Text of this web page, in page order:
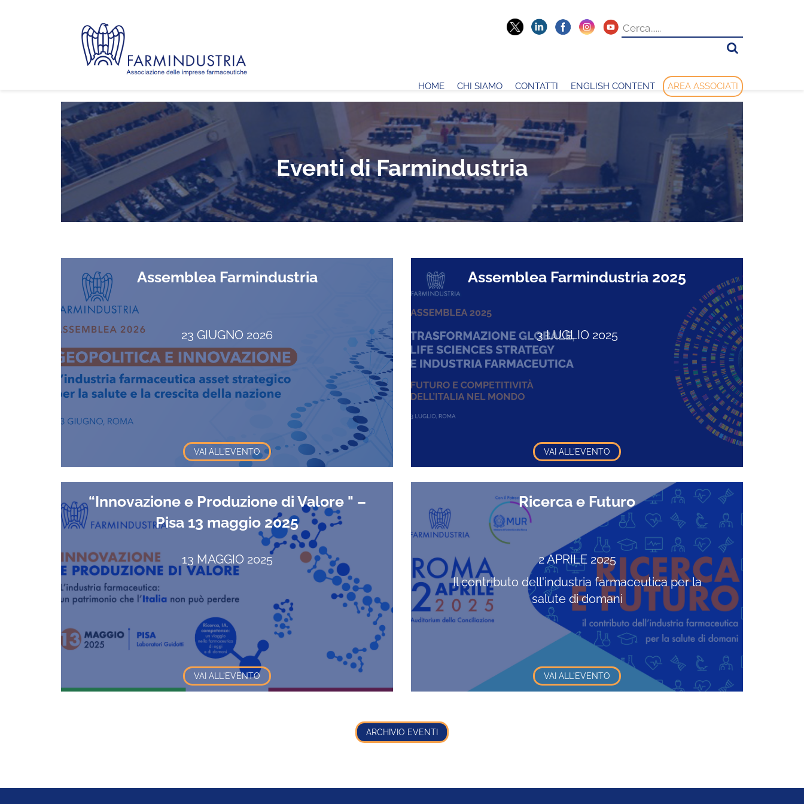
Eventi di Farmindustria
HOME CHI SIAMO CONTATTI ENGLISH CONTENT AREA ASSOCIATI
Assemblea Farmindustria
23 GIUGNO 2026
VAI ALL'EVENTO
Assemblea Farmindustria 2025
3 LUGLIO 2025
VAI ALL'EVENTO
“Innovazione e Produzione di Valore " –
Pisa 13 maggio 2025
13 MAGGIO 2025
VAI ALL'EVENTO
Ricerca e Futuro
2 APRILE 2025
Il contributo dell'industria farmaceutica per la
salute di domani
VAI ALL'EVENTO
ARCHIVIO EVENTI